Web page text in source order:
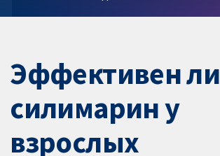
Эффективен ли
силимарин у
взрослых